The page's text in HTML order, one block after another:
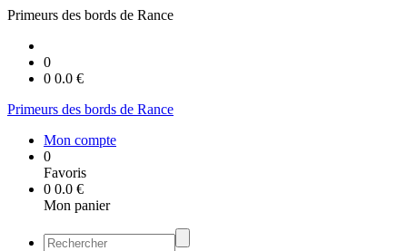
Primeurs des bords de Rance
0
0 0.0 €
Primeurs des bords de Rance
Mon compte
0
Favoris
0 0.0 €
Mon panier